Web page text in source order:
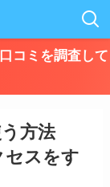
コミを調査して
方法
セスをす